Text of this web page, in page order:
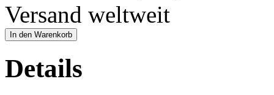
Versand weltweit
In den Warenkorb
Details